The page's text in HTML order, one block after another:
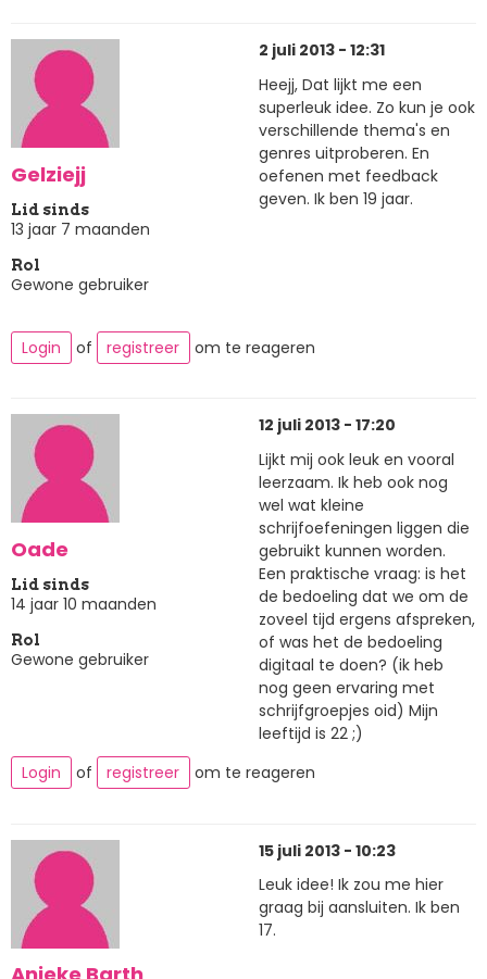
Gelziejj
Lid sinds
13 jaar 7 maanden
Rol
Gewone gebruiker
2 juli 2013 - 12:31
Heejj, Dat lijkt me een
superleuk idee. Zo kun je ook
verschillende thema's en
genres uitproberen. En
oefenen met feedback
geven. Ik ben 19 jaar.
Login of registreer om te reageren
Oade
Lid sinds
14 jaar 10 maanden
Rol
Gewone gebruiker
12 juli 2013 - 17:20
Lijkt mij ook leuk en vooral
leerzaam. Ik heb ook nog
wel wat kleine
schrijfoefeningen liggen die
gebruikt kunnen worden.
Een praktische vraag: is het
de bedoeling dat we om de
zoveel tijd ergens afspreken,
of was het de bedoeling
digitaal te doen? (ik heb
nog geen ervaring met
schrijfgroepjes oid) Mijn
leeftijd is 22 ;)
Login
of registreer om te reageren
15 juli 2013 - 10:23
Leuk idee! Ik zou me hier
graag bij aansluiten. Ik ben
17.